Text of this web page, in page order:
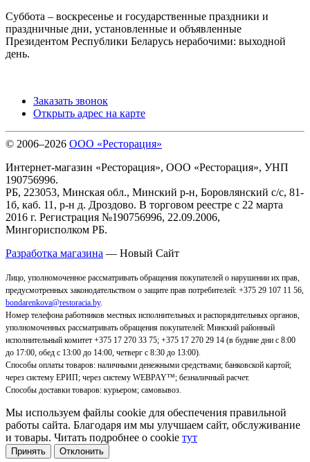
Суббота – воскресенье и государственные праздники и
праздничные дни, установленные и объявленные
Президентом Республики Беларусь нерабочими: выходной
день.
Заказать звонок
Открыть адрес на карте
© 2006–2026 ООО «Ресторация»
Интернет-магазин «Ресторация», ООО «Ресторация», УНП
190756996.
РБ, 223053, Минская обл., Минский р-н, Боровлянский с/с, 81-
1б, каб. 11, р-н д. Дроздово. В торговом реестре с 22 марта
2016 г. Регистрация №190756996, 22.09.2006,
Мингорисполком РБ.
Разработка магазина — Новый Сайт
Лицо, уполномоченное рассматривать обращения покупателей о нарушении их прав,
предусмотренных законодательством о защите прав потребителей: +375 29 107 11 56,
bondarenkova@restoracia.by.
Номер телефона работников местных исполнительных и распорядительных органов,
уполномоченных рассматривать обращения покупателей: Минский районный
исполнительный комитет +375 17 270 33 75; +375 17 270 29 14 (в будние дни с 8:00
до 17:00, обед с 13:00 до 14:00, четверг с 8:30 до 13:00).
Способы оплаты товаров: наличными денежными средствами; банковской картой;
через систему ЕРИП; через систему WEBPAY™; безналичный расчет.
Способы доставки товаров: курьером; самовывоз.
Мы используем файлы cookie для обеспечения правильной
работы сайта. Благодаря им мы улучшаем сайт, обслуживание
и товары. Читать подробнее о cookie тут
Принять Отклонить